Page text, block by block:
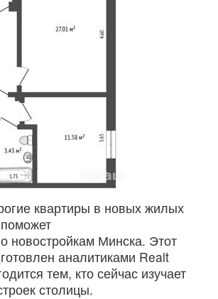
квартиры в новых жилых
новостройкам Минска. Этот
аналитиками Realt
тем, кто сейчас изучает
столицы.